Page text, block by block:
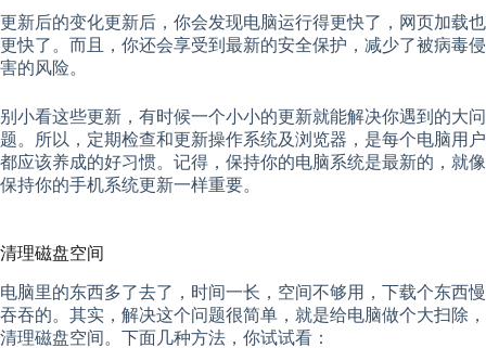
更新后的变化更新后，你会发现电脑运行得更快了，网页加载也
更快了。而且，你还会享受到最新的安全保护，减少了被病毒侵
害的风险。
别小看这些更新，有时候一个小小的更新就能解决你遇到的大问
题。所以，定期检查和更新操作系统及浏览器，是每个电脑用户
都应该养成的好习惯。记得，保持你的电脑系统是最新的，就像
保持你的手机系统更新一样重要。
清理磁盘空间
电脑里的东西多了去了，时间一长，空间不够用，下载个东西慢
吞吞的。其实，解决这个问题很简单，就是给电脑做个大扫除，
清理磁盘空间。下面几种方法，你试试看：